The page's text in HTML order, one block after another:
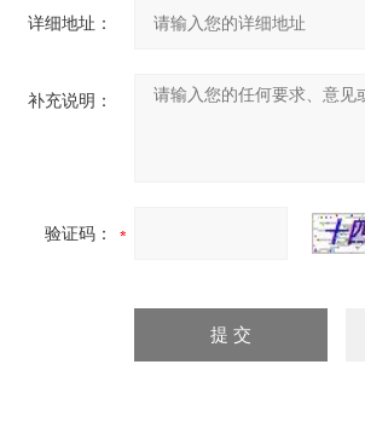
详细地址：
补充说明：
验证码：